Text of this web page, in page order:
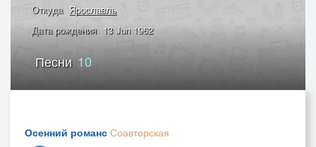
Откуда Ярославль
Дата рождения 13 Jun 1962
Песни10
Осенний романс Соавторская